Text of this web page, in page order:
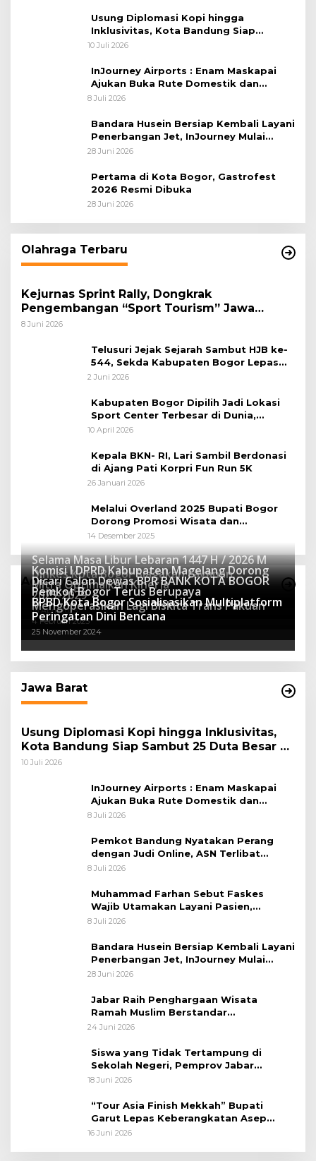
Usung Diplomasi Kopi hingga
Inklusivitas, Kota Bandung Siap
Sambut 25 Duta Besar di Festival Asia
10 Juli 2026
InJourney Airports : Enam Maskapai
Ajukan Buka Rute Domestik dan
Internasional dari Bandara Husein
8 Juli 2026
Bandara Husein Bersiap Kembali Layani
Penerbangan Jet, InJourney Mulai
Tahap Optimalisasi
28 Juni 2026
Pertama di Kota Bogor, Gastrofest
2026 Resmi Dibuka
28 Juni 2026
Olahraga Terbaru
Kejurnas Sprint Rally, Dongkrak
Pengembangan “Sport Tourism” Jawa
Tengah
8 Juni 2026
Telusuri Jejak Sejarah Sambut HJB ke-
544, Sekda Kabupaten Bogor Lepas
Gowes Napak Tilas Bogor
2 Juni 2026
Kabupaten Bogor Dipilih Jadi Lokasi
Sport Center Terbesar di Dunia,
Peluang Tingkatkan Pertumbuhan
10 April 2026
Kepala BKN- RI, Lari Sambil Berdonasi
di Ajang Pati Korpri Fun Run 5K
26 Januari 2026
Melalui Overland 2025 Bupati Bogor
Dorong Promosi Wisata dan
Pelestarian Alam
14 Desember 2025
Advertorial
Selama Masa Libur Lebaran 1447 H / 2026 M
Dinkes Kota Bogor Siagakan Layanan
Kesehatan
16 Maret 2026
Komisi I DPRD Kabupaten Magelang Dorong
Mitra Optimalkan Kinerja
27 Mei 2025
Dicari Calon Dewas BPR BANK KOTA BOGOR
2025-2029
15 April 2025
Pemkot Bogor Terus Berupaya
Mengoperasikan Lagi Biskita Trans Pakuan
4 Februari 2025
BPBD Kota Bogor Sosialisasikan Multiplatform
Peringatan Dini Bencana
25 November 2024
Jawa Barat
Usung Diplomasi Kopi hingga Inklusivitas,
Kota Bandung Siap Sambut 25 Duta Besar di
Festival Asia Afrika 2026
10 Juli 2026
InJourney Airports : Enam Maskapai
Ajukan Buka Rute Domestik dan
Internasional dari Bandara Husein
8 Juli 2026
Pemkot Bandung Nyatakan Perang
dengan Judi Online, ASN Terlibat
Terancam Dipecat Tidak Hormat
8 Juli 2026
Muhammad Farhan Sebut Faskes
Wajib Utamakan Layani Pasien,
Penolakan akan Berujung Sanksi Tegas
8 Juli 2026
Bandara Husein Bersiap Kembali Layani
Penerbangan Jet, InJourney Mulai
Tahap Optimalisasi
28 Juni 2026
Jabar Raih Penghargaan Wisata
Ramah Muslim Berstandar
Internasional
24 Juni 2026
Siswa yang Tidak Tertampung di
Sekolah Negeri, Pemprov Jabar
Siapkan Bantuan Dana Pendidikan
18 Juni 2026
“Tour Asia Finish Mekkah” Bupati
Garut Lepas Keberangkatan Asep
Akung
16 Juni 2026